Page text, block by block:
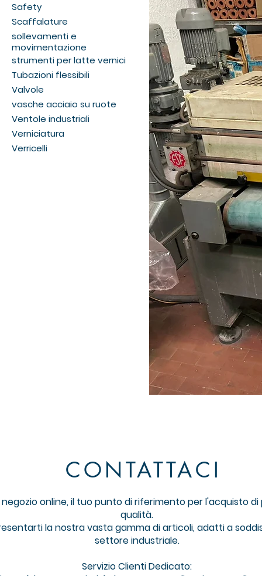
Safety
Scaffalature
sollevamenti e
movimentazione
strumenti per latte vernici
Tubazioni flessibili
Valvole
vasche acciaio su ruote
Ventole industriali
Verniciatura
Verricelli
CONTATTACI
online, il tuo punto di riferimento per l'acquisto
qualità.
la nostra vasta gamma di articoli, adatti a
settore industriale.
Servizio Clienti Dedicato: